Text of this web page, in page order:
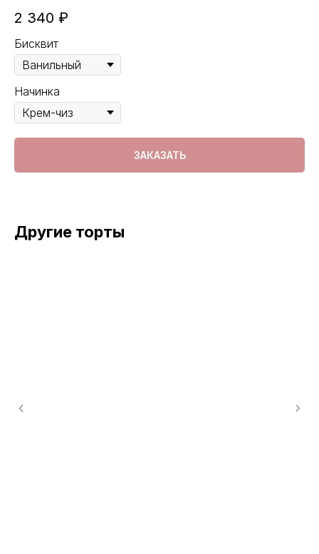
2 340 ₽
Бисквит
Начинка
ЗАКАЗАТЬ
Другие торты